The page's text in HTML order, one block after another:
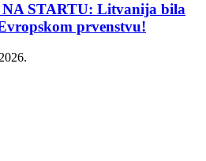
STARTU: Litvanija bila
prvenstvu!